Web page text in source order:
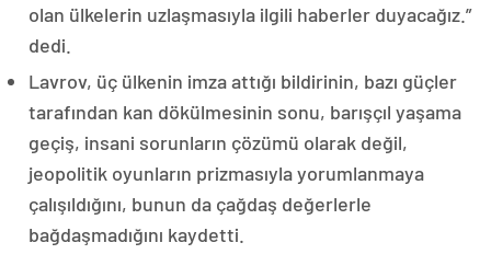
olan ülkelerin uzlaşmasıyla ilgili haberler duyacağız.”
dedi.
Lavrov, üç ülkenin imza attığı bildirinin, bazı güçler
tarafından kan dökülmesinin sonu, barışçıl yaşama
geçiş, insani sorunların çözümü olarak değil,
jeopolitik oyunların prizmasıyla yorumlanmaya
çalışıldığını, bunun da çağdaş değerlerle
bağdaşmadığını kaydetti.